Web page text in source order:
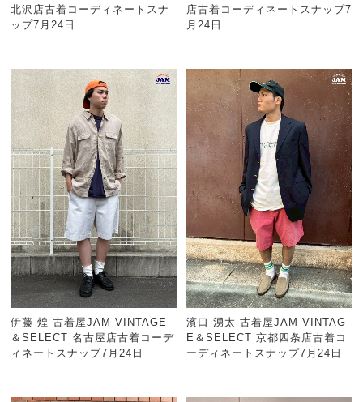
北沢店古着コーディネートスナ
ップ7月24日
店古着コーディネートスナップ7
月24日
伊藤 煌 古着屋JAM VINTAGE
＆SELECT 名古屋店古着コーデ
ィネートスナップ7月24日
濱口 湧太 古着屋JAM VINTAG
E＆SELECT 京都四条店古着コ
ーディネートスナップ7月24日